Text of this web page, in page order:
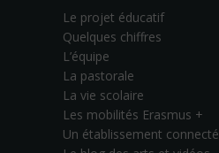
Le projet éducatif
Quelques chiffres
L’équipe
La pastorale
La vie scolaire
Les mobilités Erasmus +
Un établissement connecté